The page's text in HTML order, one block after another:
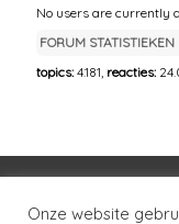
No users are currently
FORUM STATISTIEKEN
topics:4.181, reacties:
Onze website